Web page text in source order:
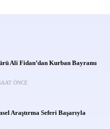
Ali Fidan’dan Kurban Bayramı
3 SAAT ÖNCE
Araştırma Seferi Başarıyla